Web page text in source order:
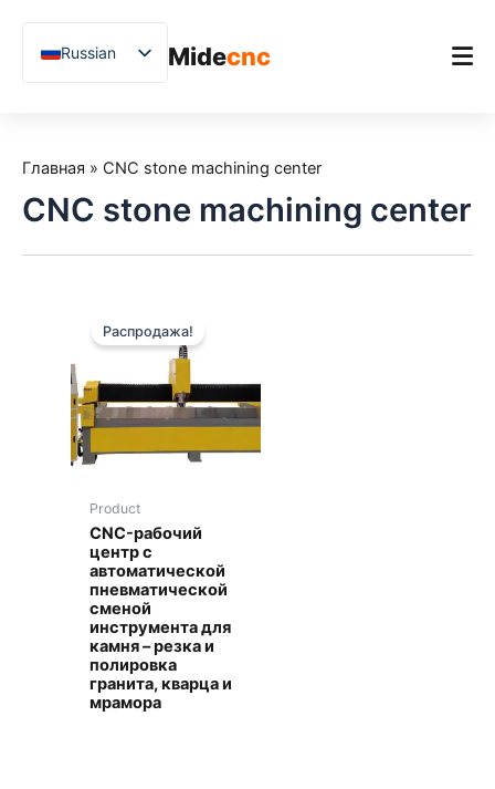
Midecnc
Продукт
Применения
Поддержка
Russian
English
Vietnamese
German
Japanese
Uzbek
Polish
Hindi
Главная » CNC stone machining center
CNC stone machining center
Распродажа!
Product
CNC-рабочий
центр с
автоматической
пневматической
сменой
инструмента для
камня – резка и
полировка
гранита, кварца и
мрамора